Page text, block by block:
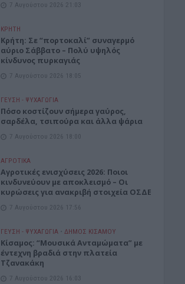
7 Αυγούστου 2026 21:03
ΚΡΗΤΗ
Κρήτη: Σε “πορτοκαλί” συναγερμό
αύριο Σάββατο – Πολύ υψηλός
κίνδυνος πυρκαγιάς
7 Αυγούστου 2026 18:05
ΓΕΎΣΗ - ΨΥΧΑΓΩΓΊΑ
Πόσο κοστίζουν σήμερα γαύρος,
σαρδέλα, τσιπούρα και άλλα ψάρια
7 Αυγούστου 2026 18:00
ΑΓΡΟΤΙΚΑ
Αγροτικές ενισχύσεις 2026: Ποιοι
κινδυνεύουν με αποκλεισμό – Οι
κυρώσεις για ανακριβή στοιχεία ΟΣΔΕ
7 Αυγούστου 2026 17:56
ΓΕΎΣΗ - ΨΥΧΑΓΩΓΊΑ • ΔΉΜΟΣ ΚΙΣΆΜΟΥ
Κίσαμος: “Μουσικά Ανταμώματα” με
έντεχνη βραδιά στην πλατεία
Τζανακάκη
7 Αυγούστου 2026 16:03